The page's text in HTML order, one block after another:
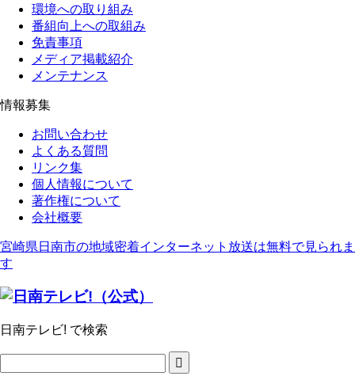
環境への取り組み
番組向上への取組み
免責事項
メディア掲載紹介
メンテナンス
情報募集
お問い合わせ
よくある質問
リンク集
個人情報について
著作権について
会社概要
宮崎県日南市の地域密着インターネット放送は無料で見られま
す
日南テレビ! で検索